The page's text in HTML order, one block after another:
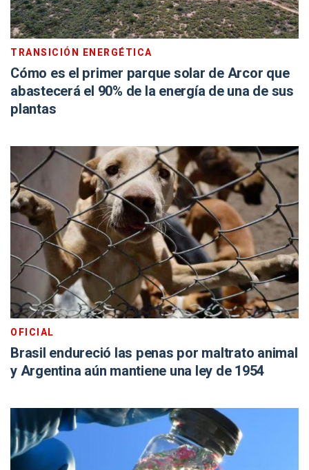
TRANSICIÓN ENERGÉTICA
Cómo es el primer parque solar de Arcor que
abastecerá el 90% de la energía de una de sus
plantas
OFICIAL
Brasil endureció las penas por maltrato animal
y Argentina aún mantiene una ley de 1954